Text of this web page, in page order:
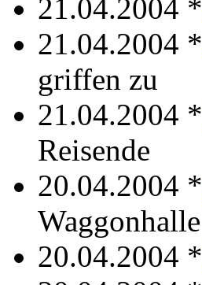
21.04.2004 *
21.04.2004 *
griffen zu
21.04.2004 *
Reisende
20.04.2004 *
Waggonhalle
20.04.2004 *